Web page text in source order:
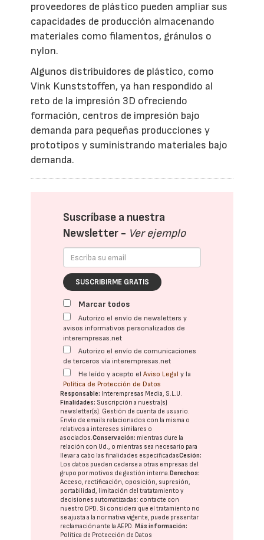
proveedores de plástico pueden ampliar sus
capacidades de producción almacenando
materiales como filamentos, gránulos o
nylon.
Algunos distribuidores de plástico, como
Vink Kunststoffen, ya han respondido al
reto de la impresión 3D ofreciendo
formación, centros de impresión bajo
demanda para pequeñas producciones y
prototipos y suministrando materiales bajo
demanda.
Suscríbase a nuestra
Newsletter - Ver ejemplo
SUSCRIBIRME GRATIS
Marcar todos
Autorizo el envío de newsletters y
avisos informativos personalizados de
interempresas.net
Autorizo el envío de comunicaciones
de terceros vía interempresas.net
He leído y acepto elAviso Legal y la
Política de Protección de Datos
Responsable: Interempresas Media, S.L.U.
Finalidades: Suscripción a nuestra(s)
newsletter(s). Gestión de cuenta de usuario.
Envío de emails relacionados con la misma o
relativos a intereses similares o
asociados.Conservación: mientras dure la
relación con Ud., o mientras sea necesario para
llevar a cabo las finalidades especificadasCesión:
Los datos pueden cederse a otras empresas del
grupo por motivos de gestión interna. Derechos:
Acceso, rectificación, oposición, supresión,
portabilidad, limitación del tratatamiento y
decisiones automatizadas: contacte con
nuestro DPD. Si considera que el tratamiento no
se ajusta a la normativa vigente, puede presentar
reclamación ante laAEPD. Más información:
Política de Protección de Datos